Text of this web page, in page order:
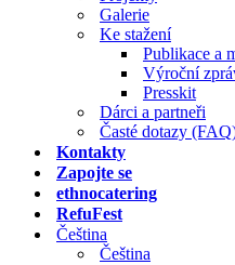
Galerie
Ke stažení
Publikace a
Výroční
Presskit
Dárci a partneři
Časté dotazy
Kontakty
Zapojte se
ethnocatering
RefuFest
Čeština
Čeština